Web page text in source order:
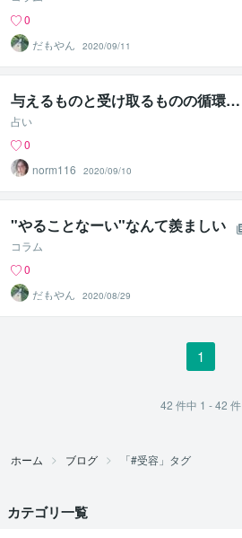
0
だもやん
2020/09/11
与えるものと受け取るものの循環…
占い
0
norm116
2020/09/10
"やることなーい"なんて羨ましい
コラム
0
だもやん
2020/08/29
1
42 件中 1 - 42 件
ホーム ブログ 「#受容」タグ
カテゴリ一覧